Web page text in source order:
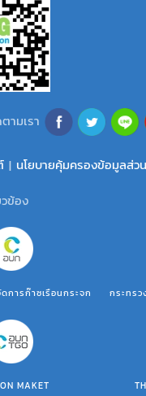
ามเรา
| นโยบายคุ้มครองข้อมูลส่ว
ข้อง
การก๊าซเรือนกระจก
กระทร
MAKET